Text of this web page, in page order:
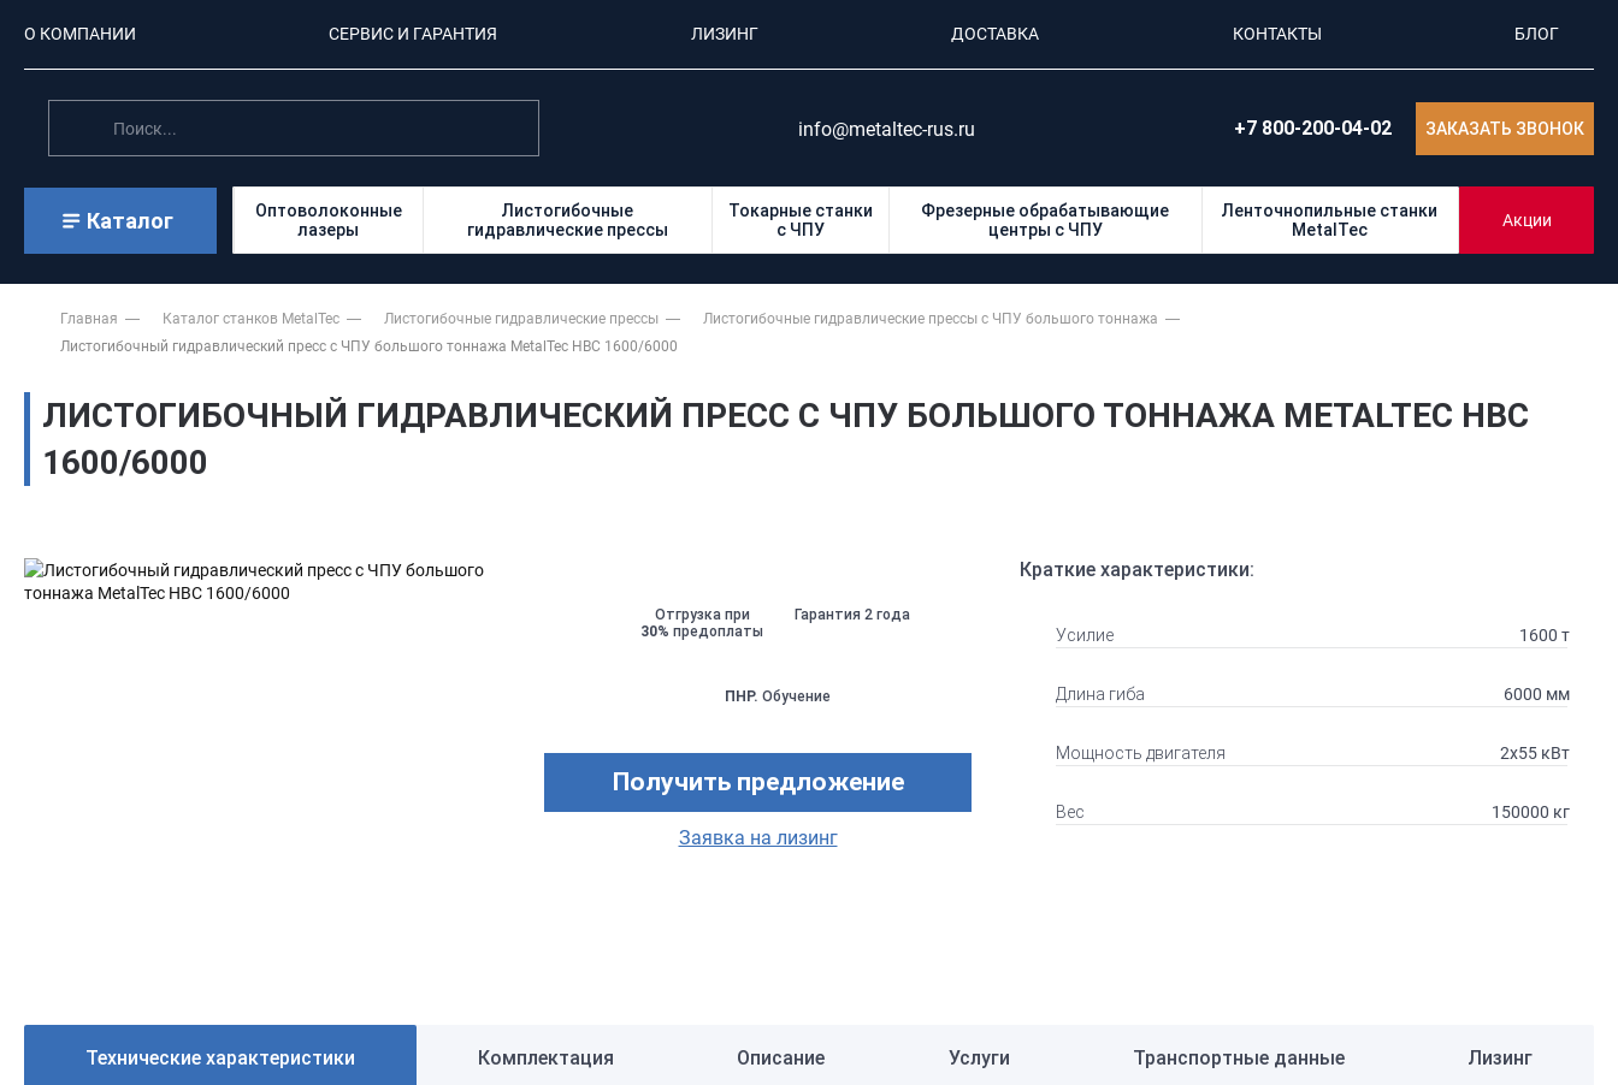
О КОМПАНИИ СЕРВИС И ГАРАНТИЯ ЛИЗИНГ ДОСТАВКА КОНТАКТЫ БЛОГ
info@metaltec-rus.ru +7 800-200-04-02 ЗАКАЗАТЬ ЗВОНОК
Каталог
Оптоволоконные
лазеры
Листогибочные
гидравлические прессы
Токарные станки
с ЧПУ
Фрезерные обрабатывающие
центры с ЧПУ
Ленточнопильные станки
MetalTec
Акции
Главная Каталог станков MetalTec Листогибочные гидравлические прессы
Листогибочные гидравлические прессы с ЧПУ большого тоннажа
Листогибочный гидравлический пресс с ЧПУ большого тоннажа MetalTec HBC 1600/6000
ЛИСТОГИБОЧНЫЙ ГИДРАВЛИЧЕСКИЙ ПРЕСС С ЧПУ БОЛЬШОГО ТОННАЖА METALTEC HBC
1600/6000
Отгрузка при
30% предоплаты
Гарантия 2 года
ПНР. Обучение
Получить предложение
Заявка на лизинг
Краткие характеристики:
Усилие 1600 т
Длина гиба 6000 мм
Мощность двигателя 2х55 кВт
Вес 150000 кг
Технические характеристики Комплектация Описание Услуги Транспортные данные Лизинг